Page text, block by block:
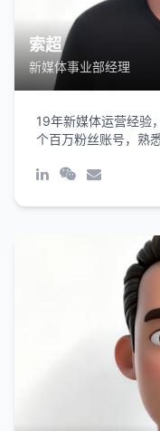
索超
新媒体事业部经理
19年新媒体运营经验
个百万粉丝账号，熟